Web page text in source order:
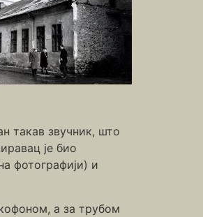
такав звучник, што
је био
фотографији) и
а за трубом